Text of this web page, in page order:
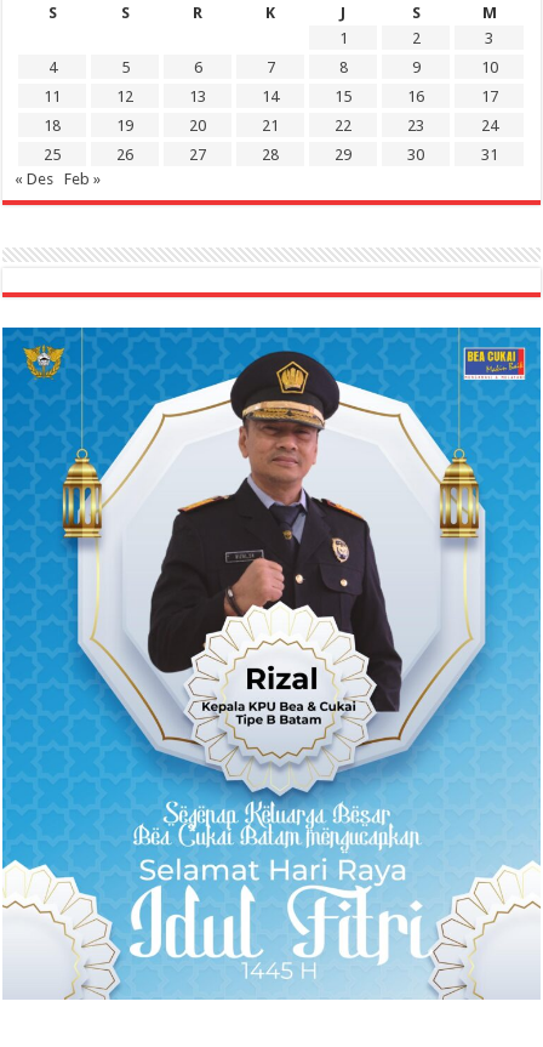
S
S R K J S
M
1
2
3
4
5 6 7 8 9
10
11
12 13 14 15 16
17
18
19 20 21 22 23
24
25
26 27 28 29 30
31
« Des
Feb »